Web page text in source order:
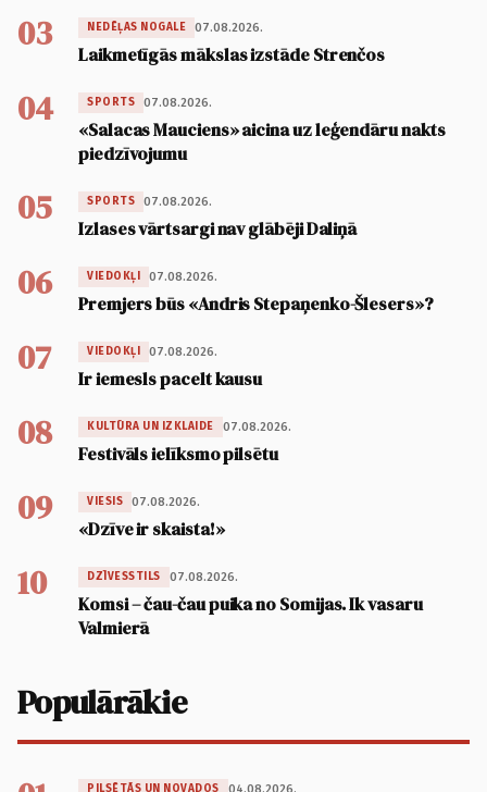
03 NEDĒĻAS NOGALE 07.08.2026.
Laikmetīgās mākslas izstāde Strenčos
04 SPORTS 07.08.2026.
«Salacas Mauciens» aicina uz leģendāru nakts
piedzīvojumu
05 SPORTS 07.08.2026.
Izlases vārtsargi nav glābēji Daliņā
06 VIEDOKĻI 07.08.2026.
Premjers būs «Andris Stepaņenko-Šlesers»?
07 VIEDOKĻI 07.08.2026.
Ir iemesls pacelt kausu
08 KULTŪRA UN IZKLAIDE 07.08.2026.
Festivāls ielīksmo pilsētu
09 VIESIS 07.08.2026.
«Dzīve ir skaista!»
10 DZĪVESSTILS 07.08.2026.
Komsi – čau-čau puika no Somijas. Ik vasaru
Valmierā
Populārākie
PILSĒTĀS UN NOVADOS 04.08.2026.